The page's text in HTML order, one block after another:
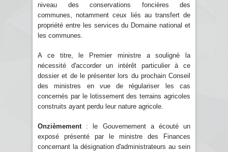
niveau des conservations foncières des
communes, notamment ceux liés au transfert de
propriété entre les services du Domaine national et
les communes.
A ce titre, le Premier ministre a souligné la
nécessité d'accorder un intérêt particulier à ce
dossier et de le présenter lors du prochain Conseil
des ministres en vue de régulariser les cas
concernés par le lotissement des terrains agricoles
construits ayant perdu leur nature agricole.
Onzièmement : le Gouvernement a écouté un
exposé présenté par le ministre des Finances
concernant la désignation d'administrateurs au sein